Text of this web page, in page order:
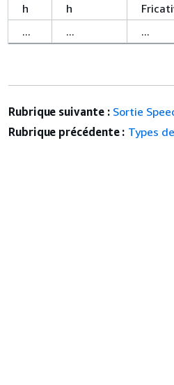
h
h
...
... ...
Rubrique suivante : Sortie
Rubrique précédente : Types